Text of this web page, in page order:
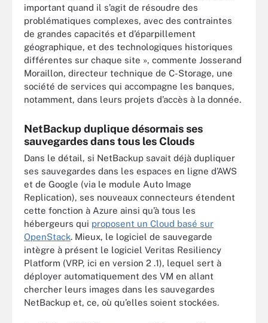
important quand il s’agit de résoudre des
problématiques complexes, avec des contraintes
de grandes capacités et d’éparpillement
géographique, et des technologiques historiques
différentes sur chaque site », commente Josserand
Moraillon, directeur technique de C-Storage, une
société de services qui accompagne les banques,
notamment, dans leurs projets d’accès à la donnée.
NetBackup duplique désormais ses
sauvegardes dans tous les Clouds
Dans le détail, si NetBackup savait déjà dupliquer
ses sauvegardes dans les espaces en ligne d’AWS
et de Google (via le module Auto Image
Replication), ses nouveaux connecteurs étendent
cette fonction à Azure ainsi qu’à tous les
hébergeurs qui proposent un Cloud basé sur
OpenStack. Mieux, le logiciel de sauvegarde
intègre à présent le logiciel Veritas Resiliency
Platform (VRP, ici en version 2 .1), lequel sert à
déployer automatiquement des VM en allant
chercher leurs images dans les sauvegardes
NetBackup et, ce, où qu’elles soient stockées.